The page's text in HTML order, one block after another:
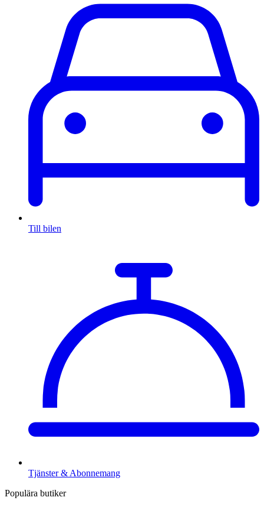
Till bilen
Tjänster & Abonnemang
Populära butiker